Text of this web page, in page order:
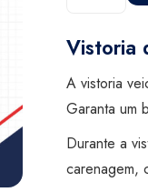
de
Moto
e
Laudo
de
Vistoria
A vistoria
Garanta um
Durante a
carenagem,